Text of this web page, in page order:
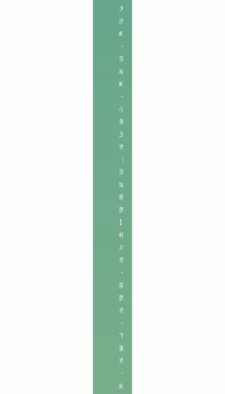
大
洗
町
・
茨
城
町
・
小
美
玉
市
茨
城
県
西
】
桜
川
市
・
筑
西
市
・
下
妻
市
・
結